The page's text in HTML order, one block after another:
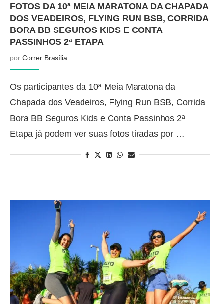
FOTOS DA 10ª MEIA MARATONA DA CHAPADA
DOS VEADEIROS, FLYING RUN BSB, CORRIDA
BORA BB SEGUROS KIDS E CONTA
PASSINHOS 2ª ETAPA
por Correr Brasília
Os participantes da 10ª Meia Maratona da
Chapada dos Veadeiros, Flying Run BSB, Corrida
Bora BB Seguros Kids e Conta Passinhos 2ª
Etapa já podem ver suas fotos tiradas por …